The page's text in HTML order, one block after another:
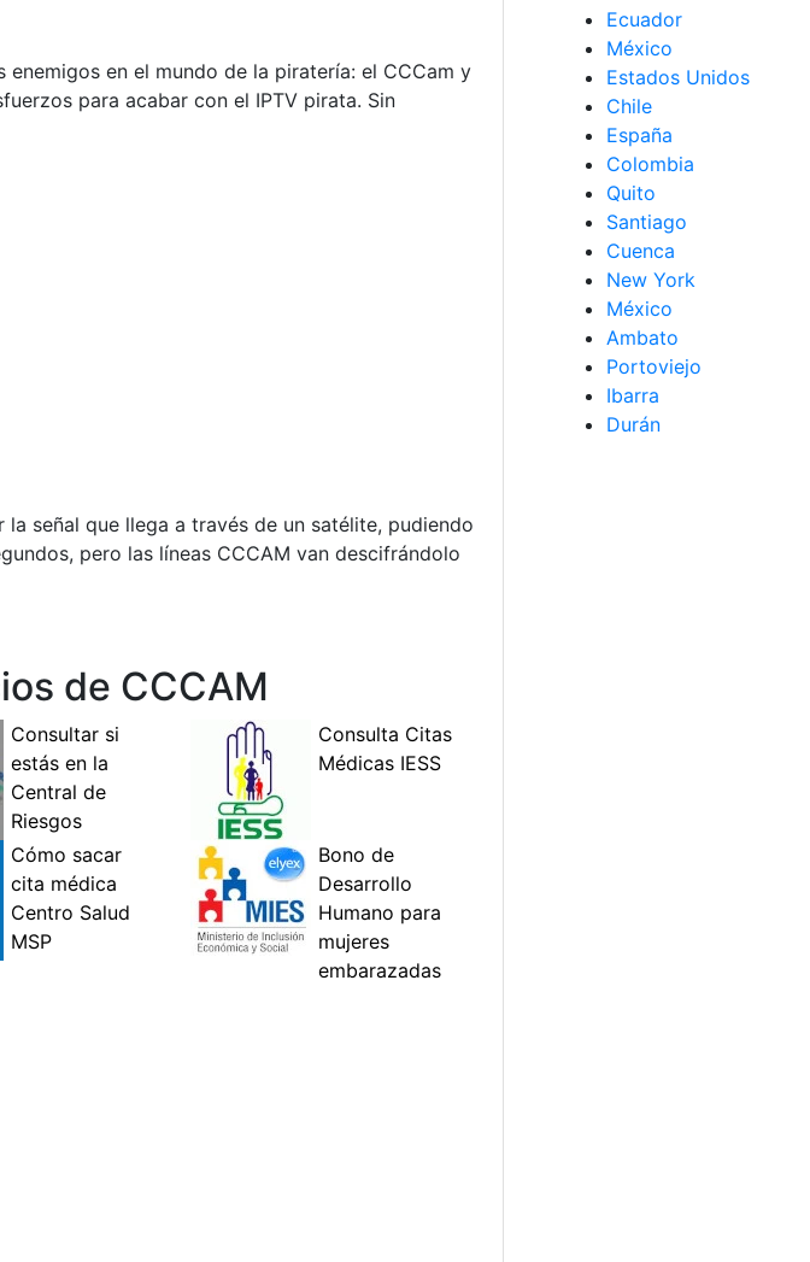
en el mundo de la piratería: el CCCam y
para acabar con el IPTV pirata. Sin
señal que llega a través de un satélite, pudiendo
pero las líneas CCCAM van descifrándolo
de CCCAM
Ecuador
México
Estados Unidos
Chile
España
Colombia
Quito
Santiago
Cuenca
New York
México
Ambato
Portoviejo
Ibarra
Durán